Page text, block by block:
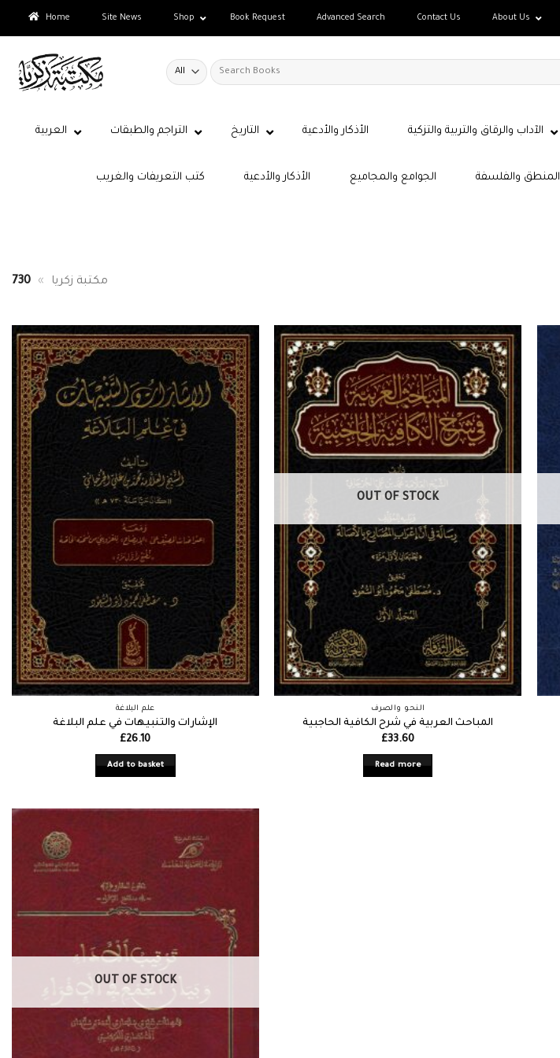
Home Site News Shop Book Request Advanced Search Contact Us About Us
Search
for:
الآداب والرقاق والتربية والتزكية الأذكار والأدعية التاريخ التراجم والطبقات العربية
كتب التعريفات والغريب الأذكار والأدعية الجوامع والمجاميع المنطق والفلسفة
مكتبة زكريا »
730
علم البلاغة
الإشارات والتنبيهات في علم البلاغة
£26.10
Add to basket
OUT OF STOCK
النحو والصرف
المباحث العربية في شرح الكافية الحاجبية
£33.60
Read more
OUT OF STOCK